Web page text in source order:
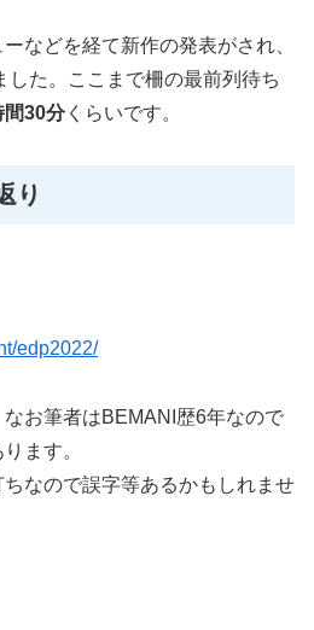
などを経て新作の発表がされ、
た。ここまで柵の最前列待ち
間30分くらいです。
り
edp2022/
お筆者はBEMANI歴6年なので
ます。
なので誤字等あるかもしれませ